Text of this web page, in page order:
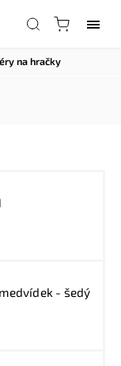
na hračky
- šedý